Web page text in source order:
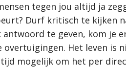
tegen jou altijd ja
Durf kritisch te kijken
antwoord te geven, kom je
overtuigingen. Het leven is
mogelijk om het per